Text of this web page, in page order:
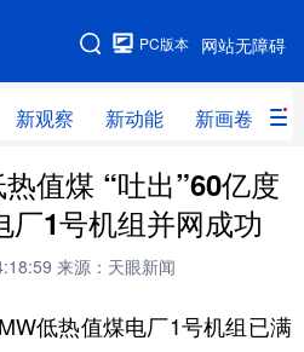
网站无障碍
PC版本
新观察 新动能 新画卷
网站地图
新动能 新画卷
人事 廉政
直播
律动贵州 健康贵州
值煤 “吐出”60亿度
厂1号机组并网成功
来源：天眼新闻
低热值煤电厂1号机组已满